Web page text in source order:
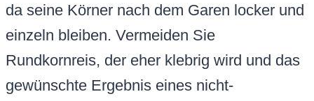
da seine Körner nach dem Garen locker und
einzeln bleiben. Vermeiden Sie
Rundkornreis, der eher klebrig wird und das
gewünschte Ergebnis eines nicht-